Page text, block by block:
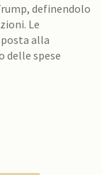
definendolo
Le
alla
delle spese